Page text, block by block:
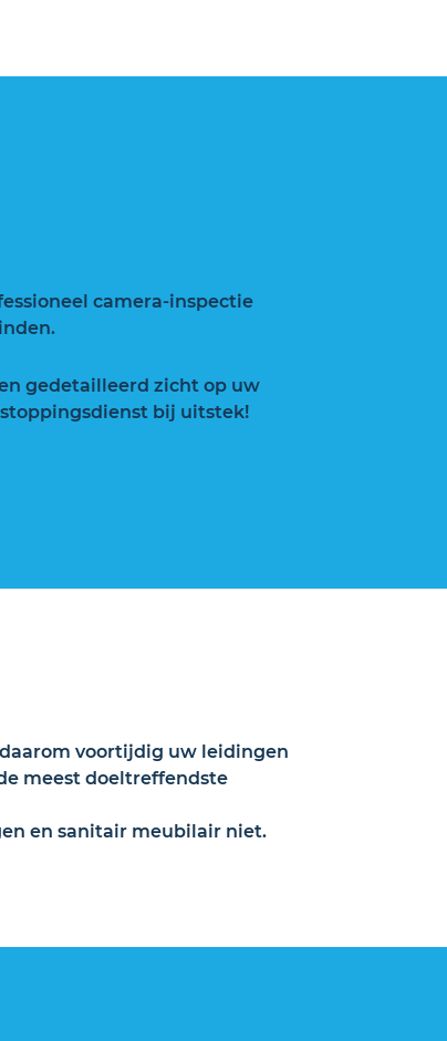
camera-inspectie
gedetailleerd zicht op uw
bij uitstek!
voortijdig uw leidingen
meest doeltreffendste
en sanitair meubilair niet.